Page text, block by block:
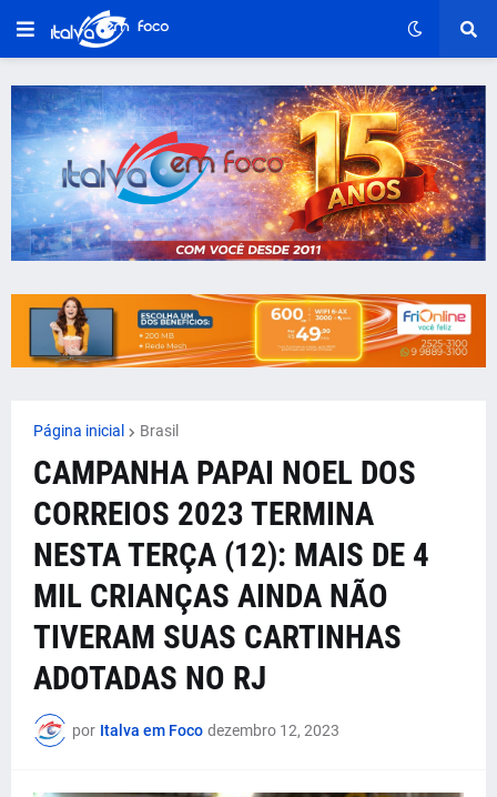
Página inicial Brasil
CAMPANHA PAPAI NOEL DOS
CORREIOS 2023 TERMINA
NESTA TERÇA (12): MAIS DE 4
MIL CRIANÇAS AINDA NÃO
TIVERAM SUAS CARTINHAS
ADOTADAS NO RJ
por Italva em Foco dezembro 12, 2023